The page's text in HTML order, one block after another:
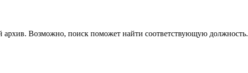
архив. Возможно, поиск поможет найти соответствующую должность.